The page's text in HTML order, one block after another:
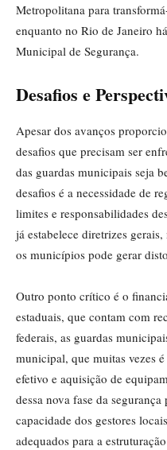
Metropolitana para
enquanto no Rio de Janeiro
Municipal de Segurança.
Desafios e
Apesar dos avanços
desafios que precisam ser
das guardas municipais seja
desafios é a necessidade de
limites e responsabilidades
já estabelece diretrizes
os municípios pode gerar
Outro ponto crítico é o
estaduais, que contam com
federais, as guardas
municipal, que muitas vezes
efetivo e aquisição de
dessa nova fase da
capacidade dos gestores
adequados para a